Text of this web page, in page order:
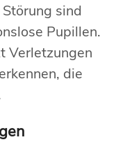
sind
Pupillen.
Verletzungen
die